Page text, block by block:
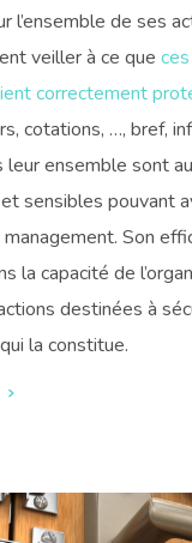
l’ensemble de ses
veiller à ce que
correctement
cotations, …, bref,
leur ensemble sont
sensibles pouvant
Son
la capacité de
destinées à
la constitue.